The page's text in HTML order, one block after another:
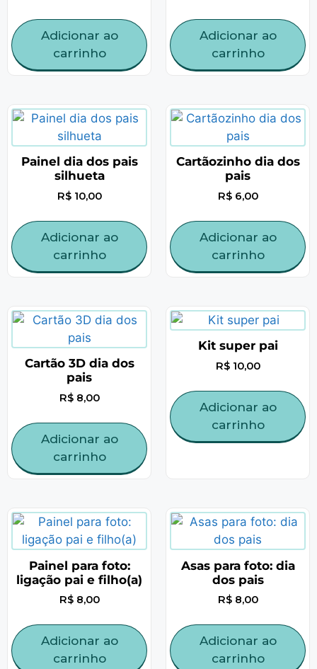
Adicionar ao
carrinho
Adicionar ao
carrinho
Painel dia dos pais
silhueta
R$10,00
Adicionar ao
carrinho
Cartãozinho dia dos
pais
R$6,00
Adicionar ao
carrinho
Cartão 3D dia dos
pais
R$8,00
Adicionar ao
carrinho
Kit super pai
R$10,00
Adicionar ao
carrinho
Painel para foto:
ligação pai e filho(a)
R$8,00
Adicionar ao
carrinho
Asas para foto: dia
dos pais
R$8,00
Adicionar ao
carrinho